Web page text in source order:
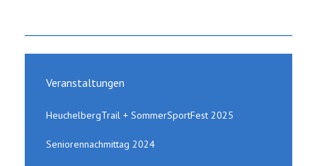
Veranstaltungen
HeuchelbergTrail + SommerSportFest 2025
Seniorennachmittag 2024